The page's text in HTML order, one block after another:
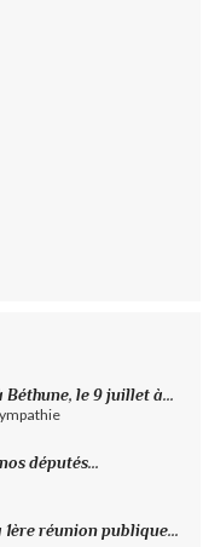
le 9 juillet à...
députés...
1ère réunion publique...